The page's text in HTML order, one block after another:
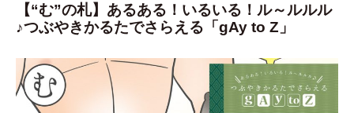
【“む”の札】あるある！いるいる！ル～ルルル
♪つぶやきかるたでさらえる「gAy to Z」